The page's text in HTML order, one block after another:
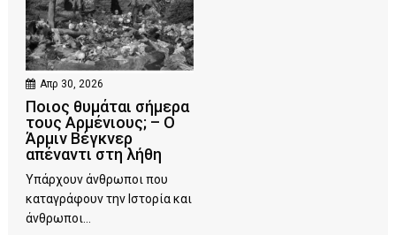
Απρ 30, 2026
Ποιος θυμάται σήμερα
τους Αρμένιους; – Ο
Άρμιν Βέγκνερ
απέναντι στη λήθη
Υπάρχουν άνθρωποι που
καταγράφουν την Ιστορία και
άνθρωποι...